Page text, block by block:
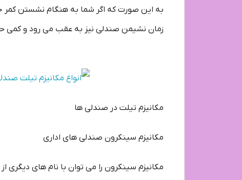
به این صورت که اگر شما به هنگام نشستن کمر
زمان نشیمن صندلی نیز به عقب می رود و کمی
مکانیزم تیلت در صندلی ها
مکانیزم سینکرون صندلی های اداری
مکانیزم سینکرون را می توان با نام های دیگری